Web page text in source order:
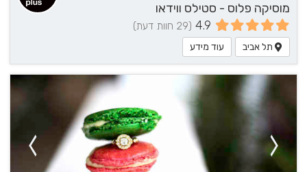
מוסיקה פלוס - סטילס ווידאו
4.9 (29 חוות דעת)
תל אביב עוד מידע